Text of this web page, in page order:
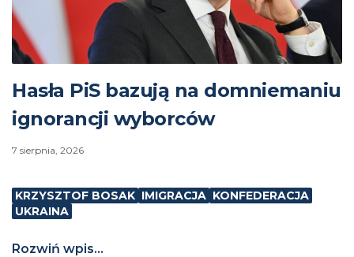
Hasła PiS bazują na domniemaniu
ignorancji wyborców
7 sierpnia, 2026
KRZYSZTOF BOSAK IMIGRACJA KONFEDERACJA
UKRAINA
Rozwiń wpis...